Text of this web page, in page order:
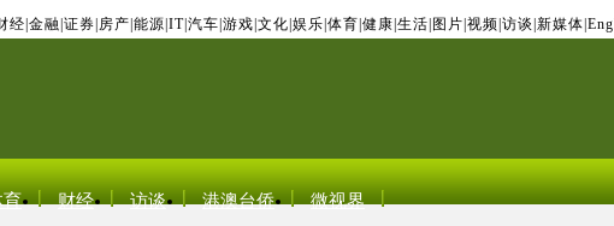
经 金融 证券 房产 能源 IT| 汽车 游戏 文化 娱乐 体育 健康 生活 图片 视频 访谈 新媒体
育 财经 访谈 港澳台侨 微视界